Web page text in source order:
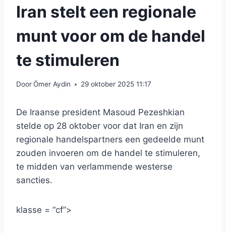
Iran stelt een regionale
munt voor om de handel
te stimuleren
DoorÖmer Aydin 29 oktober 2025 11:17
De Iraanse president Masoud Pezeshkian
stelde op 28 oktober voor dat Iran en zijn
regionale handelspartners een gedeelde munt
zouden invoeren om de handel te stimuleren,
te midden van verlammende westerse
sancties.
klasse = “cf”>